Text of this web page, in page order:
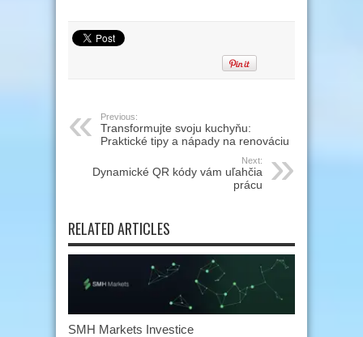
Previous:
Transformujte svoju kuchyňu:
Praktické tipy a nápady na renováciu
Next:
Dynamické QR kódy vám uľahčia
prácu
RELATED ARTICLES
SMH Markets Investice